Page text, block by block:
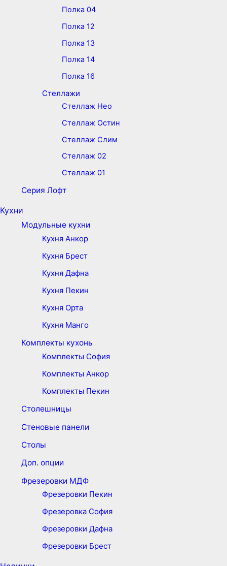
Полка 04
Полка 12
Полка 13
Полка 14
Полка 16
Стеллажи
Стеллаж Нео
Стеллаж Остин
Стеллаж Слим
Стеллаж 02
Стеллаж 01
Серия Лофт
Кухни
Модульные кухни
Кухня Анкор
Кухня Брест
Кухня Дафна
Кухня Пекин
Кухня Орта
Кухня Манго
Комплекты кухонь
Комплекты София
Комплекты Анкор
Комплекты Пекин
Столешницы
Стеновые панели
Столы
Доп. опции
Фрезеровки МДФ
Фрезеровки Пекин
Фрезеровка София
Фрезеровки Дафна
Фрезеровки Брест